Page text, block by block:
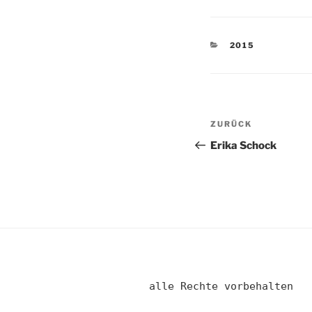
KATEGORIEN
2015
Vorheriger
Beitrag
ZURÜCK
Erika Schock
alle Rechte vorbehalten